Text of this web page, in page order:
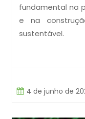
fundamental na
e na
sustentável.
4 de junho de